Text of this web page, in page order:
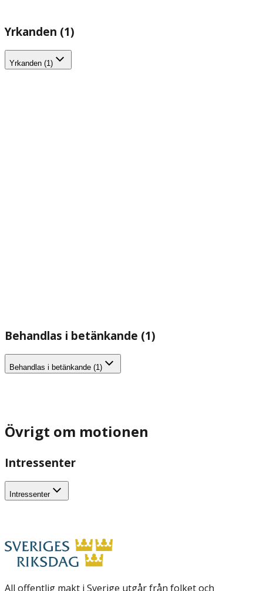
Yrkanden (1)
Yrkanden (1)
Behandlas i betänkande (1)
Behandlas i betänkande (1)
Övrigt om motionen
Intressenter
Intressenter
All offentlig makt i Sverige utgår från folket och